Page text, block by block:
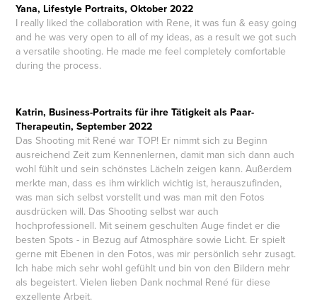
Yana, Lifestyle Portraits, Oktober 2022
I really liked the collaboration with Rene, it was fun & easy going
and he was very open to all of my ideas, as a result we got such
a versatile shooting. He made me feel completely comfortable
during the process.
Katrin, Business-Portraits für ihre Tätigkeit als Paar-
Therapeutin, September 2022
Das Shooting mit René war TOP! Er nimmt sich zu Beginn
ausreichend Zeit zum Kennenlernen, damit man sich dann auch
wohl fühlt und sein schönstes Lächeln zeigen kann. Außerdem
merkte man, dass es ihm wirklich wichtig ist, herauszufinden,
was man sich selbst vorstellt und was man mit den Fotos
ausdrücken will. Das Shooting selbst war auch
hochprofessionell. Mit seinem geschulten Auge findet er die
besten Spots - in Bezug auf Atmosphäre sowie Licht. Er spielt
gerne mit Ebenen in den Fotos, was mir persönlich sehr zusagt.
Ich habe mich sehr wohl gefühlt und bin von den Bildern mehr
als begeistert. Vielen lieben Dank nochmal René für diese
exzellente Arbeit.